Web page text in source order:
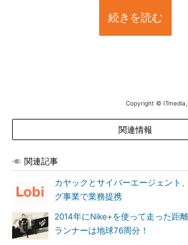
続きを読む
Copyright © ITmedia,
関連情報
関連記事
カヤックとサイバーエージェント
グ事業で業務提携
2014年にNike+を使って走った距
ランナーは地球76周分！